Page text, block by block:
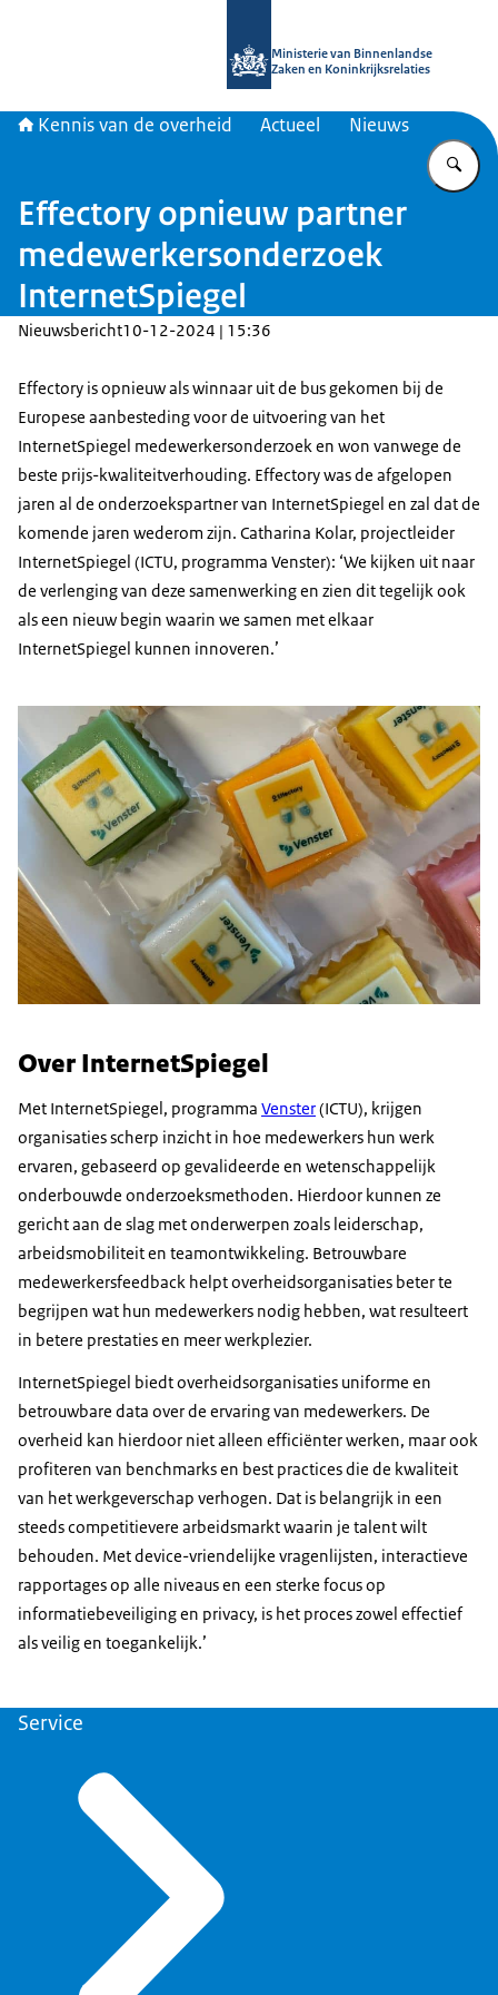
Ministerie van Binnenlandse
Zaken en Koninkrijksrelaties
Kennis van de overheid Actueel Nieuws
Effectory opnieuw partner
medewerkersonderzoek
InternetSpiegel
Nieuwsbericht10-12-2024 | 15:36
Effectory is opnieuw als winnaar uit de bus gekomen bij de
Europese aanbesteding voor de uitvoering van het
InternetSpiegel medewerkersonderzoek en won vanwege de
beste prijs-kwaliteitverhouding. Effectory was de afgelopen
jaren al de onderzoekspartner van InternetSpiegel en zal dat de
komende jaren wederom zijn. Catharina Kolar, projectleider
InternetSpiegel (ICTU, programma Venster): ‘We kijken uit naar
de verlenging van deze samenwerking en zien dit tegelijk ook
als een nieuw begin waarin we samen met elkaar
InternetSpiegel kunnen innoveren.’
Over InternetSpiegel
Met InternetSpiegel, programma Venster(ICTU), krijgen
organisaties scherp inzicht in hoe medewerkers hun werk
ervaren, gebaseerd op gevalideerde en wetenschappelijk
onderbouwde onderzoeksmethoden. Hierdoor kunnen ze
gericht aan de slag met onderwerpen zoals leiderschap,
arbeidsmobiliteit en teamontwikkeling. Betrouwbare
medewerkersfeedback helpt overheidsorganisaties beter te
begrijpen wat hun medewerkers nodig hebben, wat resulteert
in betere prestaties en meer werkplezier.
InternetSpiegel biedt overheidsorganisaties uniforme en
betrouwbare data over de ervaring van medewerkers. De
overheid kan hierdoor niet alleen efficiënter werken, maar ook
profiteren van benchmarks en best practices die de kwaliteit
van het werkgeverschap verhogen. Dat is belangrijk in een
steeds competitievere arbeidsmarkt waarin je talent wilt
behouden. Met device-vriendelijke vragenlijsten, interactieve
rapportages op alle niveaus en een sterke focus op
informatiebeveiliging en privacy, is het proces zowel effectief
als veilig en toegankelijk.’
Service